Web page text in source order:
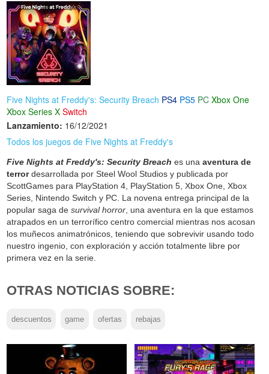
Five Nights at Freddy's: Security Breach PS4 PS5 PC Xbox One
Xbox Series X Switch
Lanzamiento: 16/12/2021
Todos los juegos de Five Nights at Freddy's
Five Nights at Freddy's: Security Breach es unaaventura de
terrordesarrollada por Steel Wool Studios y publicada por
ScottGames para PlayStation 4, PlayStation 5, Xbox One, Xbox
Series, Nintendo Switch y PC. La novena entrega principal de la
popular saga desurvival horror , una aventura en la que estamos
atrapados en un terrorífico centro comercial mientras nos acosan
los muñecos animatrónicos, teniendo que sobrevivir usando todo
nuestro ingenio, con exploración y acción totalmente libre por
primera vez en la serie.
OTRAS NOTICIAS SOBRE:
descuentos game ofertas rebajas